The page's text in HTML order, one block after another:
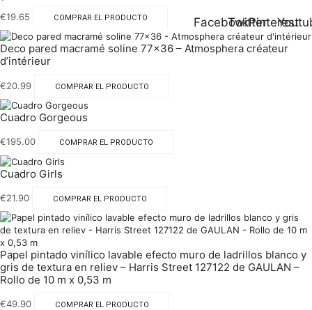
FacebookTwitterPinterest
€19.65 COMPRAR EL PRODUCTO
Deco pared macramé soline 77×36 – Atmosphera créateur
d’intérieur
€20.99 COMPRAR EL PRODUCTO
Cuadro Gorgeous
€195.00 COMPRAR EL PRODUCTO
Cuadro Girls
€21.90 COMPRAR EL PRODUCTO
Papel pintado vinílico lavable efecto muro de ladrillos blanco y
gris de textura en reliev – Harris Street 127122 de GAULAN –
Rollo de 10 m x 0,53 m
€49.90 COMPRAR EL PRODUCTO